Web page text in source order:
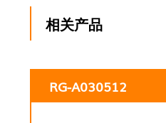
相关产品
RG-A030512